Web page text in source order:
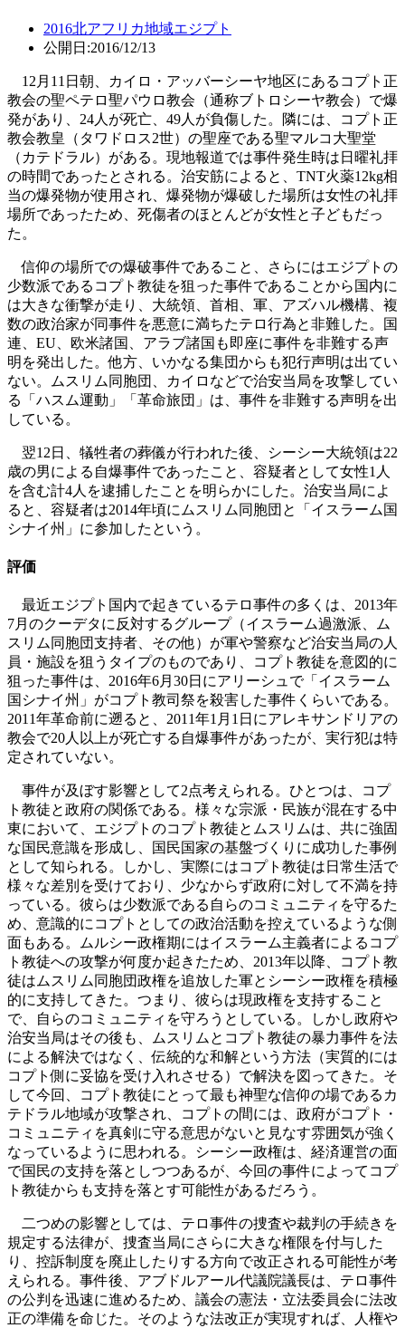
2016北アフリカ地域エジプト
公開日:2016/12/13
12月11日朝、カイロ・アッバーシーヤ地区にあるコプト正
教会の聖ペテロ聖パウロ教会（通称ブトロシーヤ教会）で爆
発があり、24人が死亡、49人が負傷した。隣には、コプト正
教会教皇（タワドロス2世）の聖座である聖マルコ大聖堂
（カテドラル）がある。現地報道では事件発生時は日曜礼拝
の時間であったとされる。治安筋によると、TNT火薬12kg相
当の爆発物が使用され、爆発物が爆破した場所は女性の礼拝
場所であったため、死傷者のほとんどが女性と子どもだっ
た。
信仰の場所での爆破事件であること、さらにはエジプトの
少数派であるコプト教徒を狙った事件であることから国内に
は大きな衝撃が走り、大統領、首相、軍、アズハル機構、複
数の政治家が同事件を悪意に満ちたテロ行為と非難した。国
連、EU、欧米諸国、アラブ諸国も即座に事件を非難する声
明を発出した。他方、いかなる集団からも犯行声明は出てい
ない。ムスリム同胞団、カイロなどで治安当局を攻撃してい
る「ハスム運動」「革命旅団」は、事件を非難する声明を出
している。
翌12日、犠牲者の葬儀が行われた後、シーシー大統領は22
歳の男による自爆事件であったこと、容疑者として女性1人
を含む計4人を逮捕したことを明らかにした。治安当局によ
ると、容疑者は2014年頃にムスリム同胞団と「イスラーム国
シナイ州」に参加したという。
評価
最近エジプト国内で起きているテロ事件の多くは、2013年
7月のクーデタに反対するグループ（イスラーム過激派、ム
スリム同胞団支持者、その他）が軍や警察など治安当局の人
員・施設を狙うタイプのものであり、コプト教徒を意図的に
狙った事件は、2016年6月30日にアリーシュで「イスラーム
国シナイ州」がコプト教司祭を殺害した事件くらいである。
2011年革命前に遡ると、2011年1月1日にアレキサンドリアの
教会で20人以上が死亡する自爆事件があったが、実行犯は特
定されていない。
事件が及ぼす影響として2点考えられる。ひとつは、コプ
ト教徒と政府の関係である。様々な宗派・民族が混在する中
東において、エジプトのコプト教徒とムスリムは、共に強固
な国民意識を形成し、国民国家の基盤づくりに成功した事例
として知られる。しかし、実際にはコプト教徒は日常生活で
様々な差別を受けており、少なからず政府に対して不満を持
っている。彼らは少数派である自らのコミュニティを守るた
め、意識的にコプトとしての政治活動を控えているような側
面もある。ムルシー政権期にはイスラーム主義者によるコプ
ト教徒への攻撃が何度か起きたため、2013年以降、コプト教
徒はムスリム同胞団政権を追放した軍とシーシー政権を積極
的に支持してきた。つまり、彼らは現政権を支持すること
で、自らのコミュニティを守ろうとしている。しかし政府や
治安当局はその後も、ムスリムとコプト教徒の暴力事件を法
による解決ではなく、伝統的な和解という方法（実質的には
コプト側に妥協を受け入れさせる）で解決を図ってきた。そ
して今回、コプト教徒にとって最も神聖な信仰の場であるカ
テドラル地域が攻撃され、コプトの間には、政府がコプト・
コミュニティを真剣に守る意思がないと見なす雰囲気が強く
なっているように思われる。シーシー政権は、経済運営の面
で国民の支持を落としつつあるが、今回の事件によってコプ
ト教徒からも支持を落とす可能性があるだろう。
二つめの影響としては、テロ事件の捜査や裁判の手続きを
規定する法律が、捜査当局にさらに大きな権限を付与した
り、控訴制度を廃止したりする方向で改正される可能性が考
えられる。事件後、アブドルアール代議院議長は、テロ事件
の公判を迅速に進めるため、議会の憲法・立法委員会に法改
正の準備を命じた。そのような法改正が実現すれば、人権や